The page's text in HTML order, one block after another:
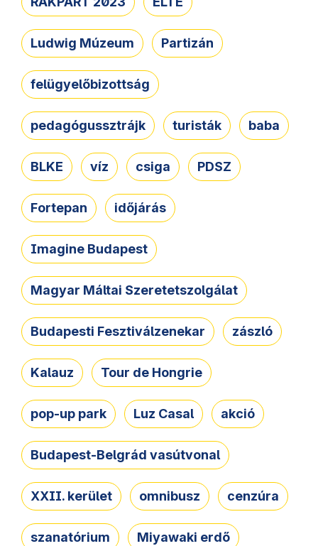
Ludwig Múzeum Partizán
felügyelőbizottság
pedagógussztrájk turisták baba
BLKE víz csiga PDSZ
Fortepan időjárás
Imagine Budapest
Magyar Máltai Szeretetszolgálat
Budapesti Fesztiválzenekar zászló
Kalauz Tour de Hongrie
pop-up park Luz Casal akció
Budapest-Belgrád vasútvonal
XXII. kerület omnibusz cenzúra
szanatórium Miyawaki erdő